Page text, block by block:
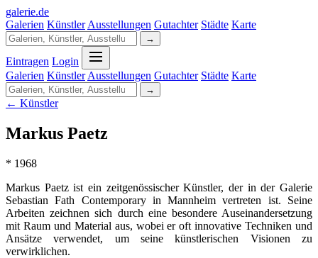
galerie.de
Galerien Künstler Ausstellungen Gutachter Städte Karte
→
Eintragen Login
Galerien Künstler Ausstellungen Gutachter Städte Karte
→
← Künstler
Markus Paetz
* 1968
Markus Paetz ist ein zeitgenössischer Künstler, der in der Galerie
Sebastian Fath Contemporary in Mannheim vertreten ist. Seine
Arbeiten zeichnen sich durch eine besondere Auseinandersetzung
mit Raum und Material aus, wobei er oft innovative Techniken und
Ansätze verwendet, um seine künstlerischen Visionen zu
verwirklichen.